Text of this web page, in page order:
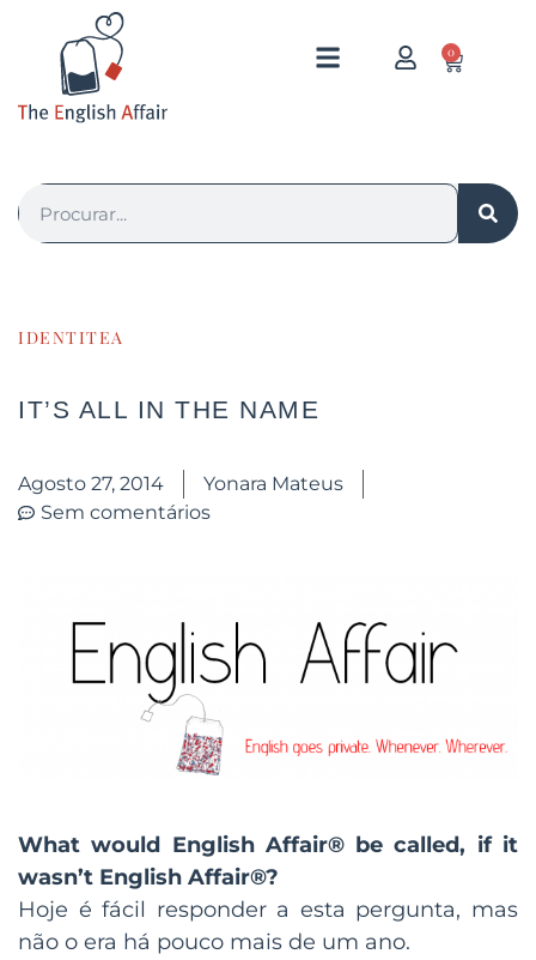
0
IDENTITEA
IT’S ALL IN THE NAME
Agosto 27, 2014
Yonara Mateus
Sem comentários
What would English Affair® be called, if it
wasn’t English Affair®?
Hoje é fácil responder a esta pergunta, mas
não o era há pouco mais de um ano.